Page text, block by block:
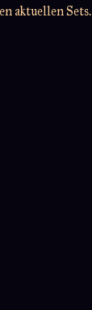
aktuellen Sets.